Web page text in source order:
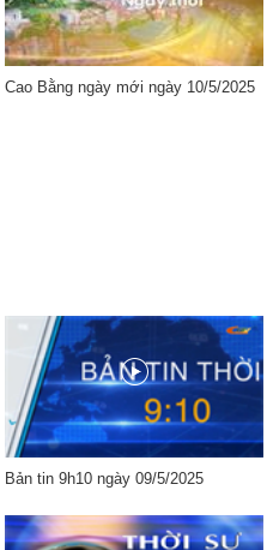
Cao Bằng ngày mới ngày 10/5/2025
Bản tin 9h10 ngày 09/5/2025